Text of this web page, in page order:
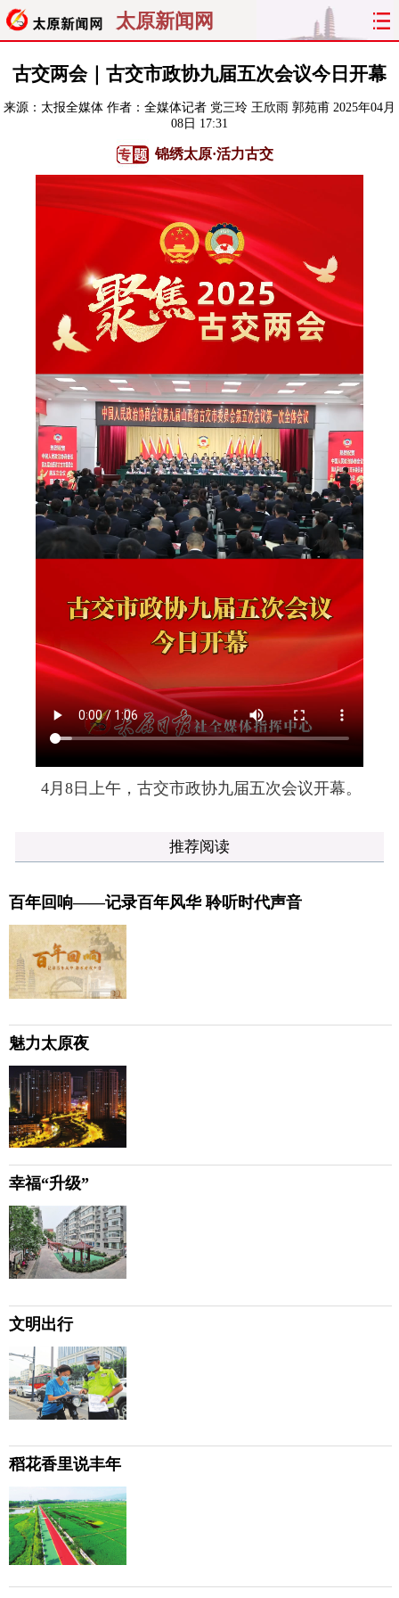
太原新闻网
首页 聚焦 太原 山西
经济 关注 文明 出行
曝光 综合
旅游 理财 政务
晋月读 最太原
太原晚报 热评 社区
古交两会｜古交市政协九届五次会议今日开幕
来源： 太报全媒体 作者：全媒体记者 党三玲 王欣雨 郭苑甫 2025年04月
08日 17:31
锦绣太原·活力古交
4月8日上午，古交市政协九届五次会议开幕。
推荐阅读
百年回响——记录百年风华 聆听时代声音
魅力太原夜
幸福“升级”
文明出行
稻花香里说丰年